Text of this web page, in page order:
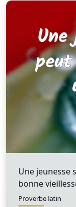
Une jeunesse
bonne
Proverbe latin